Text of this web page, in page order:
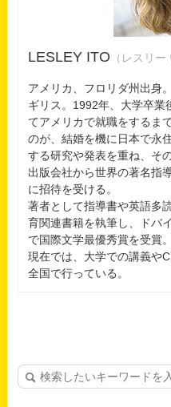
LESLEY ITO （レスリー
アメリカ、フロリダ州出身
ギリス。1992年、大学卒業
てアメリカで就職をするま
のが、結婚を機に日本で永
する研究や発表を重ね、そ
出版会社から世界の著名指
に招待を受ける。
著者として指導書や英語多
育関連書籍を執筆し、ドバ
で国際文学最優秀賞を受賞。
現在では、大学での講義や
全国で行っている。